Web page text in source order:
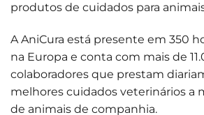
produtos de cuidados para
A AniCura está presente em 350
na Europa e conta com mais de
colaboradores que prestam
melhores cuidados veterinários a
de animais de companhia.